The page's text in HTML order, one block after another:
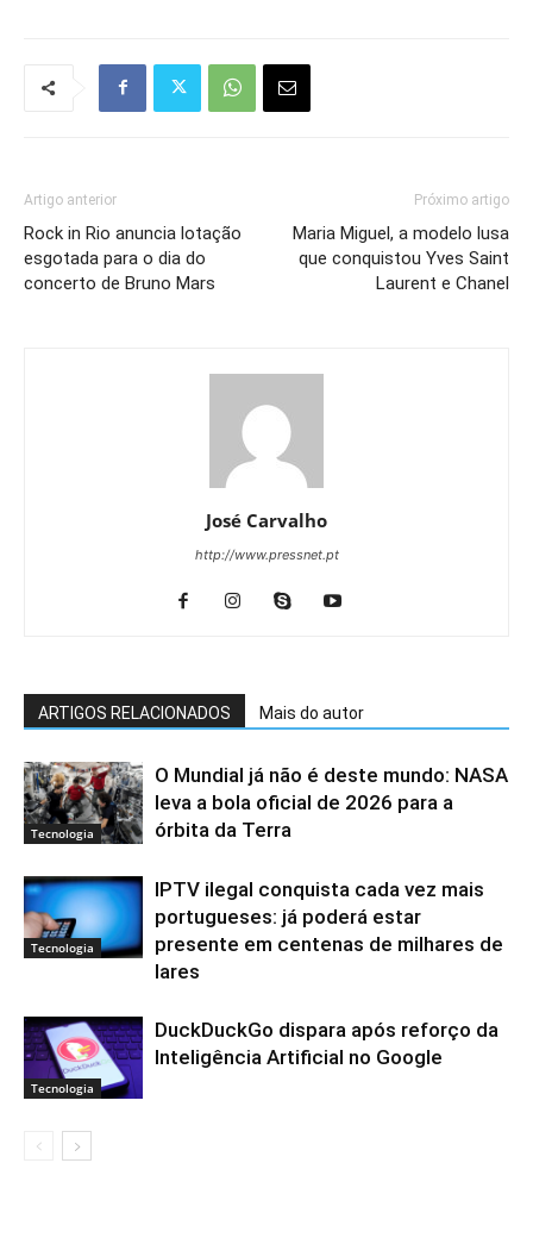
Artigo anterior
Rock in Rio anuncia lotação
esgotada para o dia do
concerto de Bruno Mars
Próximo artigo
Maria Miguel, a modelo lusa
que conquistou Yves Saint
Laurent e Chanel
José Carvalho
http://www.pressnet.pt
ARTIGOS RELACIONADOS Mais do autor
Tecnologia
O Mundial já não é deste mundo: NASA
leva a bola oficial de 2026 para a
órbita da Terra
Tecnologia
IPTV ilegal conquista cada vez mais
portugueses: já poderá estar
presente em centenas de milhares de
lares
Tecnologia
DuckDuckGo dispara após reforço da
Inteligência Artificial no Google